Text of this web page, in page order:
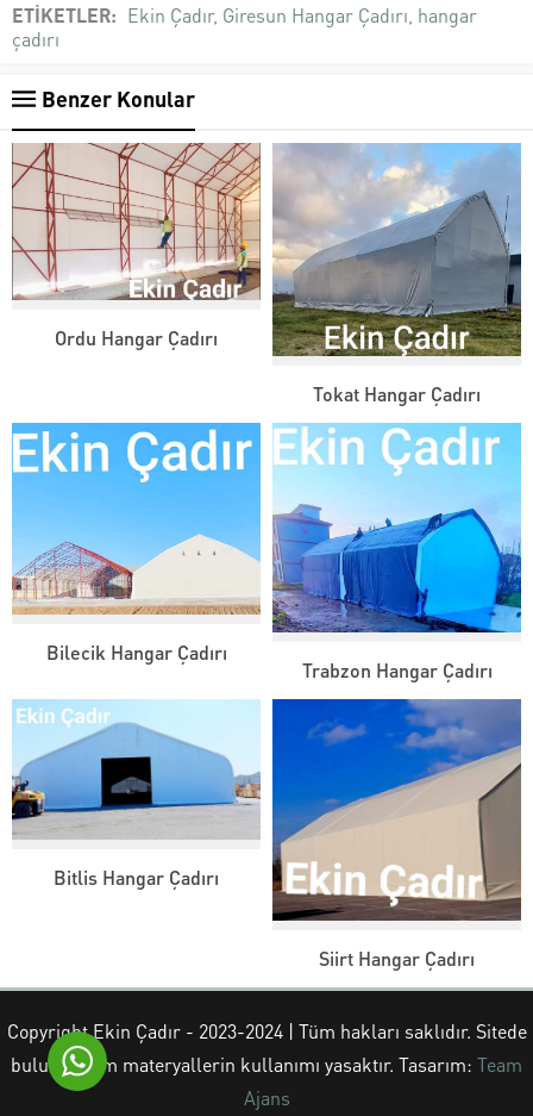
ETİKETLER: Ekin Çadır, Giresun Hangar Çadırı hangar
çadırı
Benzer Konular
Ordu Hangar Çadırı
Tokat Hangar Çadırı
Bilecik Hangar Çadırı
Trabzon Hangar Çadırı
Bitlis Hangar Çadırı
Siirt Hangar Çadırı
Copyright Ekin Çadır - 2023-2024 | Tüm hakları saklıdır. Sitede
bulunan tüm materyallerin kullanımı yasaktır. Tasarım: Team
Ajans
Ekin Çadır